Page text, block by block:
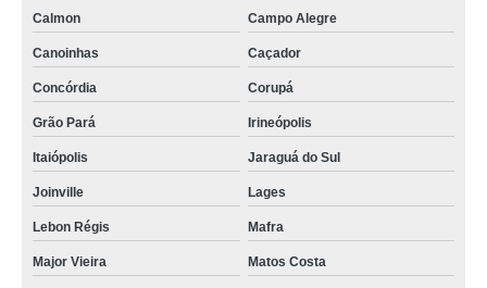
Calmon Campo Alegre
Canoinhas Caçador
Concórdia Corupá
Grão Pará Irineópolis
Itaiópolis Jaraguá do Sul
Joinville Lages
Lebon Régis Mafra
Major Vieira Matos Costa